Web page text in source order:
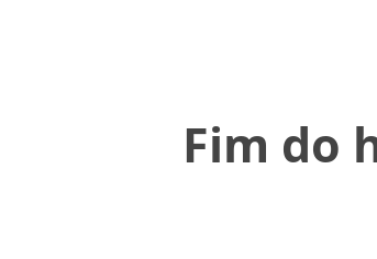
Fim do